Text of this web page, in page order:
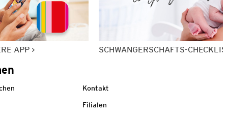
APP SCHWANGERSCHAFTS-
Kontakt
Filialen